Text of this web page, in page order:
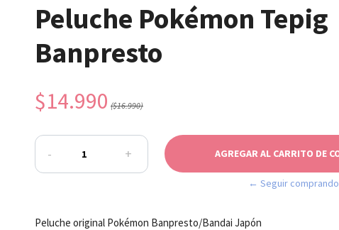
Peluche Pokémon Tepig
Banpresto
$14.990 ($16.990)
- +
← Seguir comprando
Peluche original Pokémon Banpresto/Bandai Japón